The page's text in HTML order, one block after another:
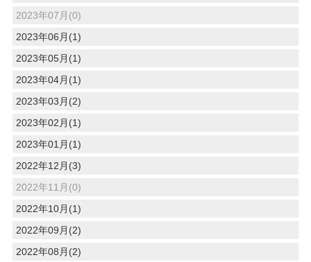
2023年07月(0)
2023年06月(1)
2023年05月(1)
2023年04月(1)
2023年03月(2)
2023年02月(1)
2023年01月(1)
2022年12月(3)
2022年11月(0)
2022年10月(1)
2022年09月(2)
2022年08月(2)